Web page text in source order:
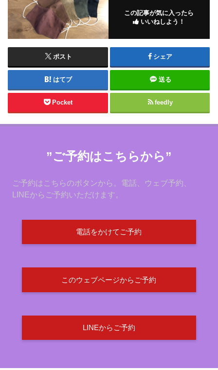
この記事が気に入ったら
いいねしよう！
ポスト シェア
はてブ 送る
Pocket feedly
”ご予約はこちらから”
ご予約はこちらのボタンから。電話、ウェブ予約、
LINEからご予約いただけます。
電話をかけてご予約
このウェブページからご予約
LINEからご予約